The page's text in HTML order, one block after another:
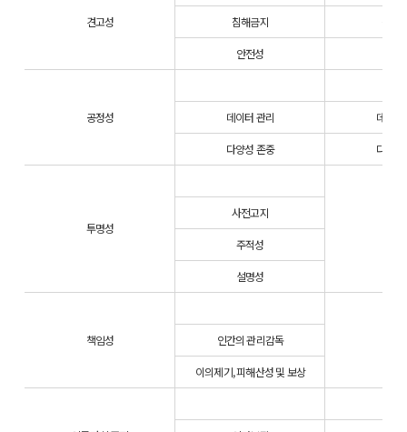
견고성 침해금지
안전성
공정성 데이터 관리 데이터
다양성 존중 다양성
투명성
사전고지
주적성
설명성
책임성 인간의 관리감독
이의제기, 피해산성 및 보상